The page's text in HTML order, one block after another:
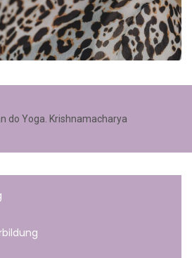
do Yoga. Krishnamacharya